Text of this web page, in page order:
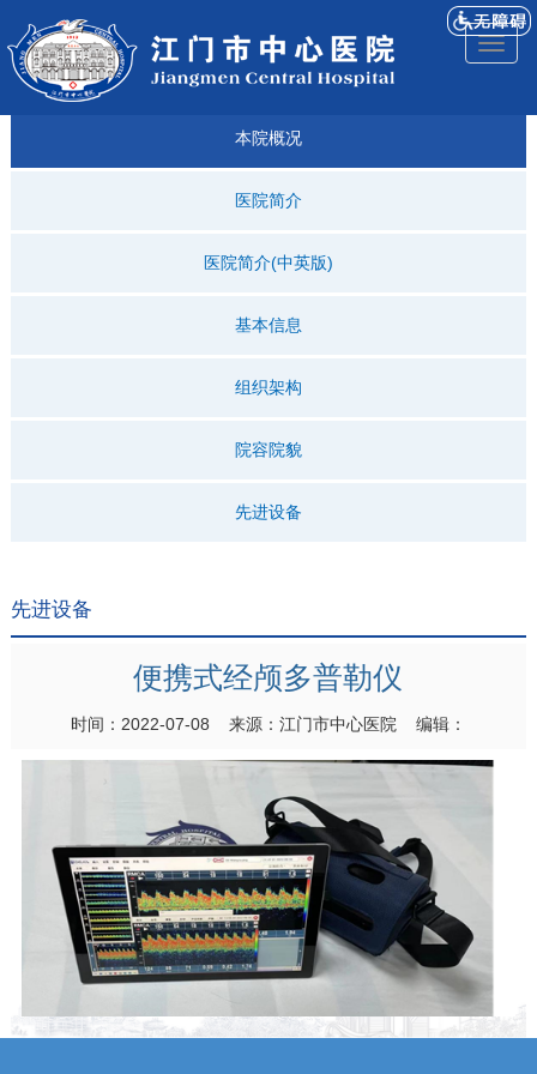
医院
简介
来院
导航
就诊
指引
专科
建设
仁济
科普
人才
招聘
仁济
医院
视频
本院概况
医院简介
医院简介(中英版)
基本信息
组织架构
院容院貌
先进设备
先进设备
便携式经颅多普勒仪
时间：2022-07-08 来源：江门市中心医院 编辑：